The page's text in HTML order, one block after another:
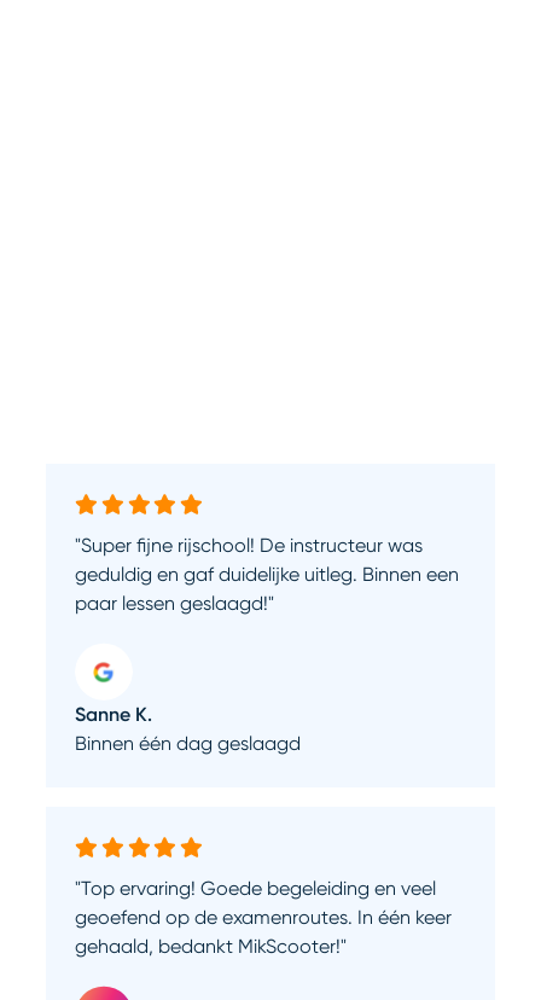
"Super fijne rijschool! De instructeur was
geduldig en gaf duidelijke uitleg. Binnen een
paar lessen geslaagd!"
Sanne K.
Binnen één dag geslaagd
"Top ervaring! Goede begeleiding en veel
geoefend op de examenroutes. In één keer
gehaald, bedankt MikScooter!"